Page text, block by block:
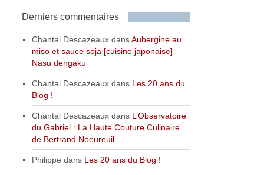
Derniers commentaires
Chantal Descazeaux dansAubergine au
miso et sauce soja [cuisine japonaise] –
Nasu dengaku
Chantal Descazeaux dans Les 20 ans du
Blog !
Chantal Descazeaux dans L’Observatoire
du Gabriel : La Haute Couture Culinaire
de Bertrand Noeureuil
Philippe dans Les 20 ans du Blog !